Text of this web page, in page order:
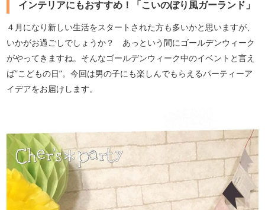
インテリアにもおすすめ！「こいのぼり風ガーランド」
４月になり新しい生活をスタートされた方も多いかと思いますが、
いかがお過ごしでしょうか？ あっという間にゴールデンウィーク
がやってきますね。そんなゴールデンウィーク中のイベントと言え
ば”こどもの日”。今回は男の子にも楽しんでもらえるパーティーア
イデアをお届けします。